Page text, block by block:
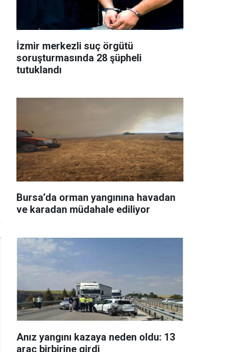
İzmir merkezli suç örgütü
soruşturmasında 28 şüpheli
tutuklandı
Bursa’da orman yangınına havadan
ve karadan müdahale ediliyor
Anız yangını kazaya neden oldu: 13
araç birbirine girdi